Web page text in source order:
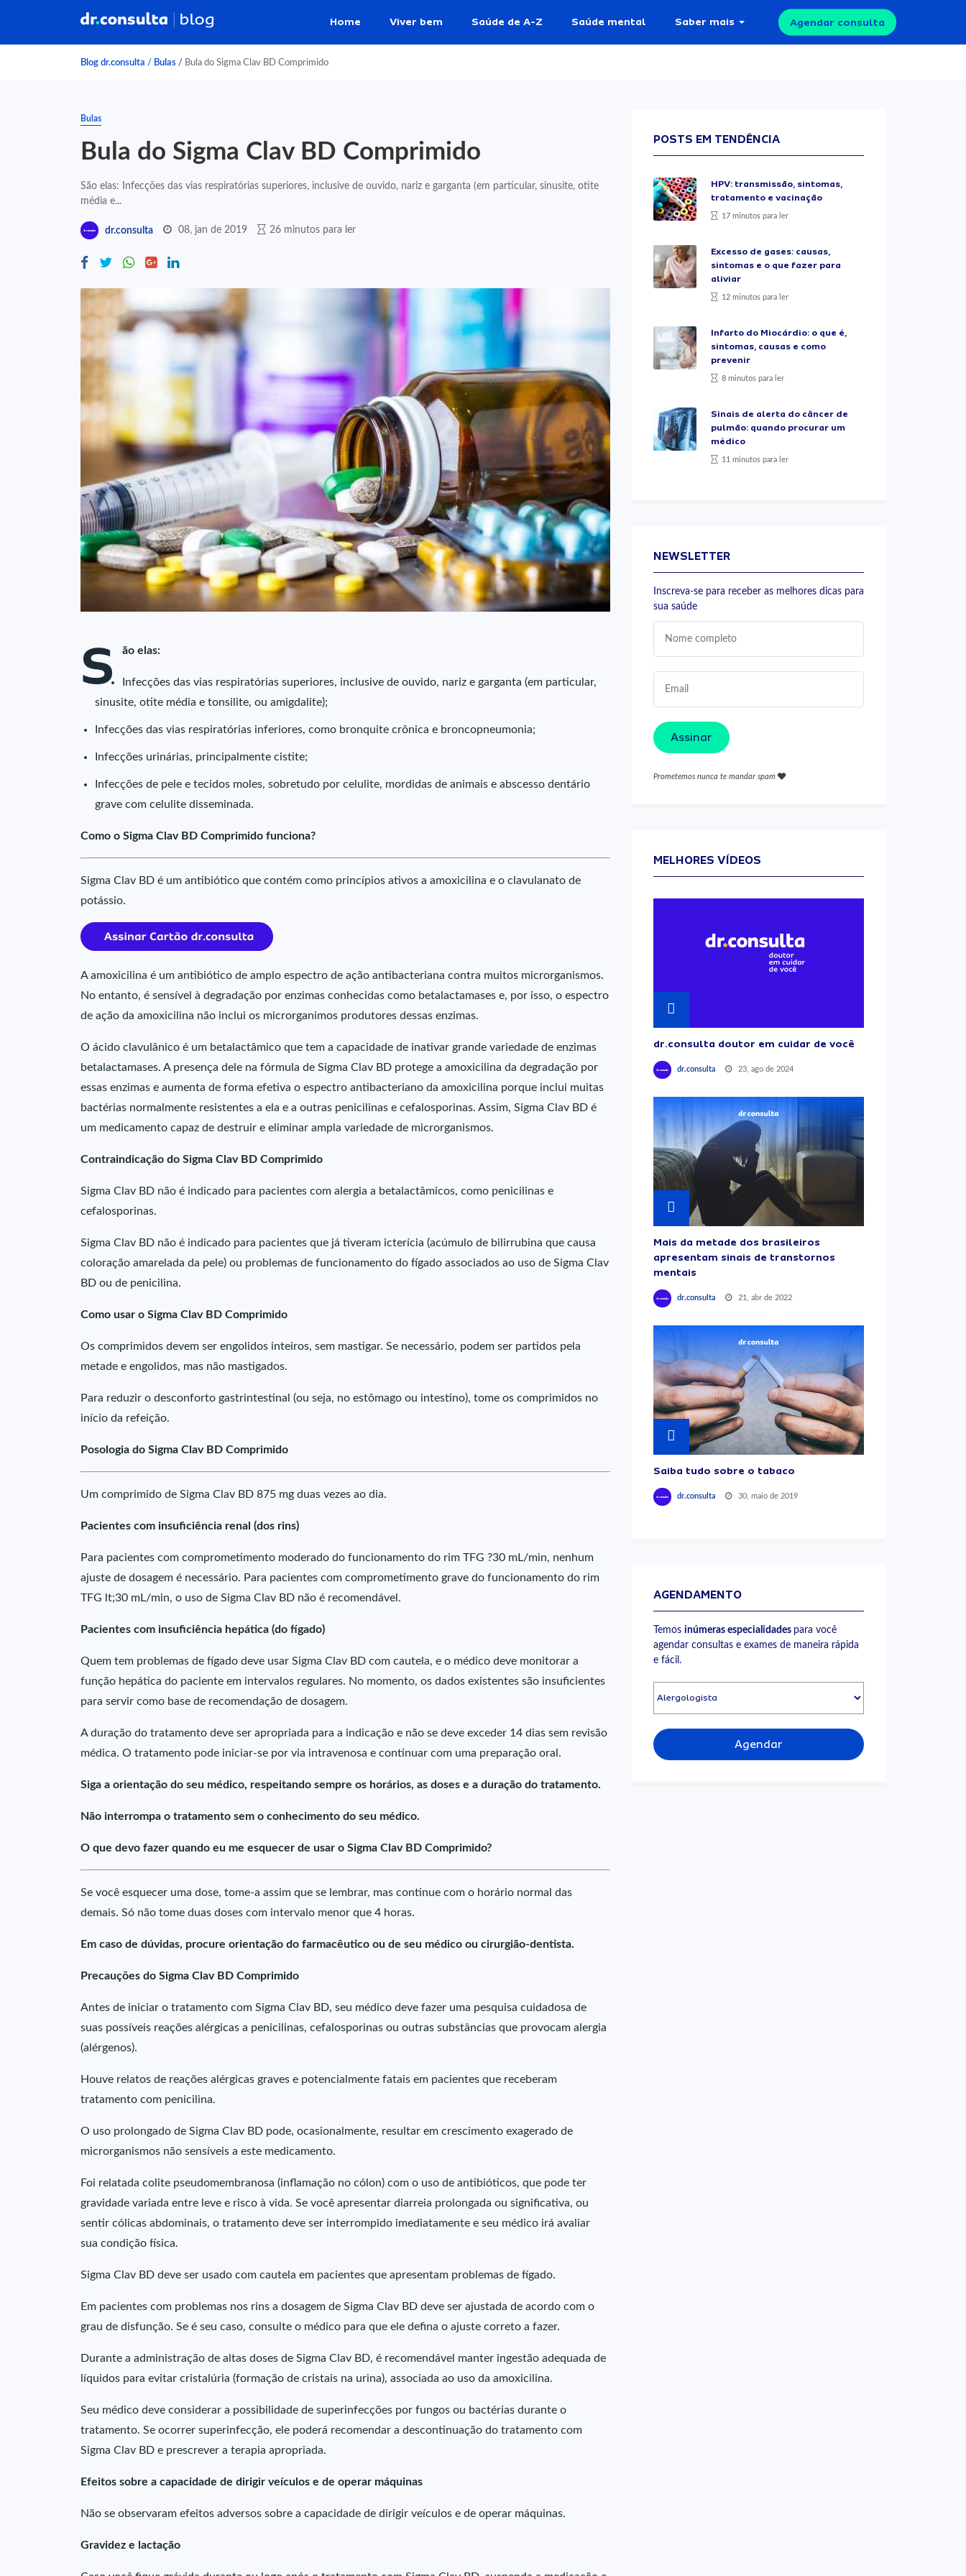
Home Viver bem Saúde de A-Z Saúde mental Saber mais Agendar consulta
Blog dr.consulta / Bulas / Bula do Sigma Clav BD Comprimido
Bulas
Bula do Sigma Clav BD Comprimido
São elas: Infecções das vias respiratórias superiores, inclusive de ouvido, nariz e garganta (em particular, sinusite, otite
média e...
dr.consulta 08, jan de 2019 26 minutos para ler
S ão elas:
Infecções das vias respiratórias superiores, inclusive de ouvido, nariz e garganta (em particular,
sinusite, otite média e tonsilite, ou amigdalite);
Infecções das vias respiratórias inferiores, como bronquite crônica e broncopneumonia;
Infecções urinárias, principalmente cistite;
Infecções de pele e tecidos moles, sobretudo por celulite, mordidas de animais e abscesso dentário
grave com celulite disseminada.
Como o Sigma Clav BD Comprimido funciona?
Sigma Clav BD é um antibiótico que contém como princípios ativos a amoxicilina e o clavulanato de
potássio.
A amoxicilina é um antibiótico de amplo espectro de ação antibacteriana contra muitos microrganismos.
No entanto, é sensível à degradação por enzimas conhecidas como betalactamases e, por isso, o espectro
de ação da amoxicilina não inclui os microrganimos produtores dessas enzimas.
O ácido clavulânico é um betalactâmico que tem a capacidade de inativar grande variedade de enzimas
betalactamases. A presença dele na fórmula de Sigma Clav BD protege a amoxicilina da degradação por
essas enzimas e aumenta de forma efetiva o espectro antibacteriano da amoxicilina porque inclui muitas
bactérias normalmente resistentes a ela e a outras penicilinas e cefalosporinas. Assim, Sigma Clav BD é
um medicamento capaz de destruir e eliminar ampla variedade de microrganismos.
Contraindicação do Sigma Clav BD Comprimido
Sigma Clav BD não é indicado para pacientes com alergia a betalactâmicos, como penicilinas e
cefalosporinas.
Sigma Clav BD não é indicado para pacientes que já tiveram icterícia (acúmulo de bilirrubina que causa
coloração amarelada da pele) ou problemas de funcionamento do fígado associados ao uso de Sigma Clav
BD ou de penicilina.
Como usar o Sigma Clav BD Comprimido
Os comprimidos devem ser engolidos inteiros, sem mastigar. Se necessário, podem ser partidos pela
metade e engolidos, mas não mastigados.
Para reduzir o desconforto gastrintestinal (ou seja, no estômago ou intestino), tome os comprimidos no
início da refeição.
Posologia do Sigma Clav BD Comprimido
Um comprimido de Sigma Clav BD 875 mg duas vezes ao dia.
Pacientes com insuficiência renal (dos rins)
Para pacientes com comprometimento moderado do funcionamento do rim TFG ?30 mL/min, nenhum
ajuste de dosagem é necessário. Para pacientes com comprometimento grave do funcionamento do rim
TFG lt;30 mL/min, o uso de Sigma Clav BD não é recomendável.
Pacientes com insuficiência hepática (do fígado)
Quem tem problemas de fígado deve usar Sigma Clav BD com cautela, e o médico deve monitorar a
função hepática do paciente em intervalos regulares. No momento, os dados existentes são insuficientes
para servir como base de recomendação de dosagem.
A duração do tratamento deve ser apropriada para a indicação e não se deve exceder 14 dias sem revisão
médica. O tratamento pode iniciar-se por via intravenosa e continuar com uma preparação oral.
Siga a orientação do seu médico, respeitando sempre os horários, as doses e a duração do tratamento.
Não interrompa o tratamento sem o conhecimento do seu médico.
O que devo fazer quando eu me esquecer de usar o Sigma Clav BD Comprimido?
Se você esquecer uma dose, tome-a assim que se lembrar, mas continue com o horário normal das
demais. Só não tome duas doses com intervalo menor que 4 horas.
Em caso de dúvidas, procure orientação do farmacêutico ou de seu médico ou cirurgião-dentista.
Precauções do Sigma Clav BD Comprimido
Antes de iniciar o tratamento com Sigma Clav BD, seu médico deve fazer uma pesquisa cuidadosa de
suas possíveis reações alérgicas a penicilinas, cefalosporinas ou outras substâncias que provocam alergia
(alérgenos).
Houve relatos de reações alérgicas graves e potencialmente fatais em pacientes que receberam
tratamento com penicilina.
O uso prolongado de Sigma Clav BD pode, ocasionalmente, resultar em crescimento exagerado de
microrganismos não sensíveis a este medicamento.
Foi relatada colite pseudomembranosa (inflamação no cólon) com o uso de antibióticos, que pode ter
gravidade variada entre leve e risco à vida. Se você apresentar diarreia prolongada ou significativa, ou
sentir cólicas abdominais, o tratamento deve ser interrompido imediatamente e seu médico irá avaliar
sua condição física.
Sigma Clav BD deve ser usado com cautela em pacientes que apresentam problemas de fígado.
Em pacientes com problemas nos rins a dosagem de Sigma Clav BD deve ser ajustada de acordo com o
grau de disfunção. Se é seu caso, consulte o médico para que ele defina o ajuste correto a fazer.
Durante a administração de altas doses de Sigma Clav BD, é recomendável manter ingestão adequada de
líquidos para evitar cristalúria (formação de cristais na urina), associada ao uso da amoxicilina.
Seu médico deve considerar a possibilidade de superinfecções por fungos ou bactérias durante o
tratamento. Se ocorrer superinfecção, ele poderá recomendar a descontinuação do tratamento com
Sigma Clav BD e prescrever a terapia apropriada.
Efeitos sobre a capacidade de dirigir veículos e de operar máquinas
Não se observaram efeitos adversos sobre a capacidade de dirigir veículos e de operar máquinas.
Gravidez e lactação
POSTS EM TENDÊNCIA
HPV: transmissão, sintomas,
tratamento e vacinação
17 minutos para ler
Excesso de gases: causas,
sintomas e o que fazer para
aliviar
12 minutos para ler
Infarto do Miocárdio: o que é,
sintomas, causas e como
prevenir
8 minutos para ler
Sinais de alerta do câncer de
pulmão: quando procurar um
médico
11 minutos para ler
NEWSLETTER
Inscreva-se para receber as melhores dicas para
sua saúde
Assinar
Prometemos nunca te mandar spam
MELHORES VÍDEOS
dr.consulta doutor em cuidar de você
dr.consulta 23, ago de 2024
Mais da metade dos brasileiros
apresentam sinais de transtornos
mentais
dr.consulta 21, abr de 2022
Saiba tudo sobre o tabaco
dr.consulta 30, maio de 2019
AGENDAMENTO
Temos inúmeras especialidades para você
agendar consultas e exames de maneira rápida
e fácil.
Agendar